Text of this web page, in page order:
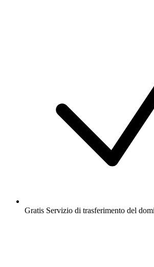
Gratis Servizio di trasferimento del